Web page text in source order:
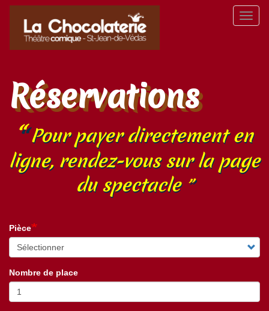
Aller
contenu
principal
Réservations
Pour payer directement en
ligne, rendez-vous sur la page
du spectacle
Pièce
Nombre de place